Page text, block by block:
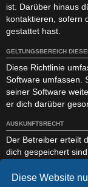
Diese Website
ist. Darüber hinaus
kontaktieren, sofern
gestattet hast.
GELTUNGSBEREICH
Diese Richtlinie
Software umfassen.
seiner Software
er dich darüber
AUSKUNFTSRECHT
Der Betreiber erteilt
dich gespeichert sind.
Du kannst jederzeit
verlangen.